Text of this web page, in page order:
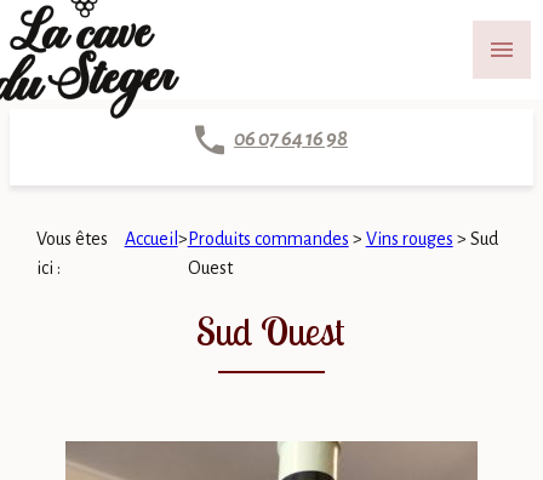
menu
06 07 64 16 98
Vous êtes
ici :
Accueil > Produits commandes > Vins rouges > Sud
Ouest
Sud Ouest
Panneau de gestion des cookies